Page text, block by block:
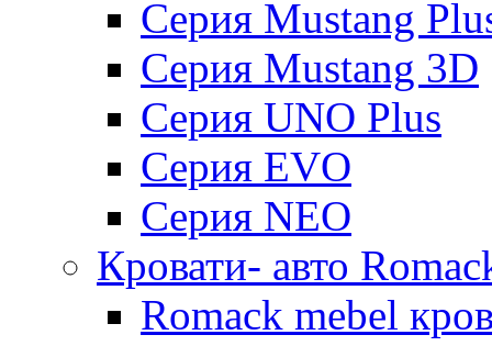
Серия Mustang
Серия Mustang 3D
Серия UNO Plus
Серия EVO
Серия NEO
Кровати- авто
Romack mebel